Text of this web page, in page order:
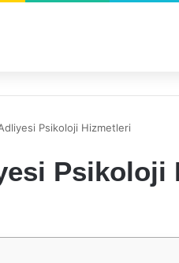
Psikoloji Hizmetleri
Psikoloji